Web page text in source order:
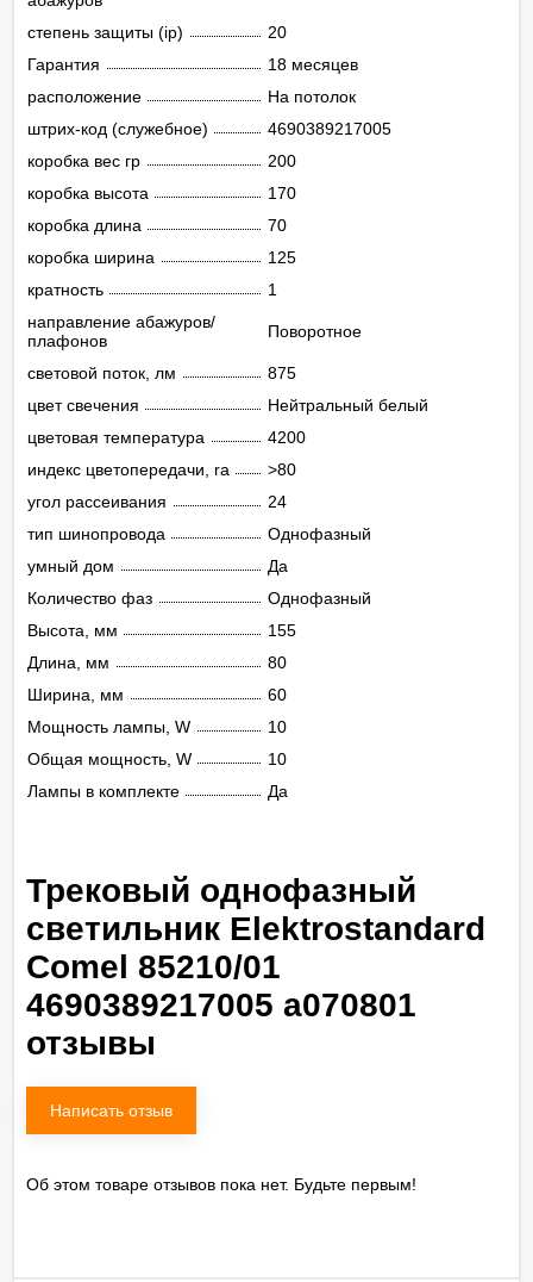
степень защиты (ip)
20
Гарантия
18 месяцев
расположение
На потолок
штрих-код (служебное)
4690389217005
коробка вес гр
200
коробка высота
170
коробка длина
70
коробка ширина
125
кратность
1
направление абажуров/
плафонов
Поворотное
световой поток, лм
875
цвет свечения
Нейтральный белый
цветовая температура
4200
индекс цветопередачи, ra
>80
угол рассеивания
24
тип шинопровода
Однофазный
умный дом
Да
Количество фаз
Однофазный
Высота, мм
155
Длина, мм
80
Ширина, мм
60
Мощность лампы, W
10
Общая мощность, W
10
Лампы в комплекте
Да
Трековый однофазный
светильник Elektrostandard
Comel 85210/01
4690389217005 a070801
отзывы
Написать отзыв
Об этом товаре отзывов пока нет. Будьте первым!